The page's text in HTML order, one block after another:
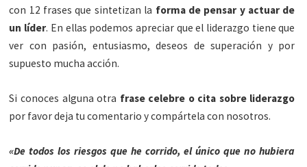
con 12 frases que sintetizan la forma de pensar y actuar de
un líder. En ellas podemos apreciar que el liderazgo tiene que
ver con pasión, entusiasmo, deseos de superación y por
supuesto mucha acción.
Si conoces alguna otra frase celebre o cita sobre liderazgo
por favor deja tu comentario y compártela con nosotros.
«De todos los riesgos que he corrido, el único que no hubiera